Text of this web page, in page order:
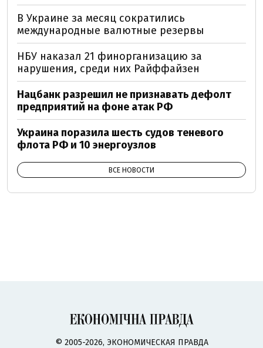
В Украине за месяц сократились
международные валютные резервы
НБУ наказал 21 финорганизацию за
нарушения, среди них Райффайзен
Нацбанк разрешил не признавать дефолт
предприятий на фоне атак РФ
Украина поразила шесть судов теневого
флота РФ и 10 энергоузлов
ВСЕ НОВОСТИ
© 2005-2026, ЭКОНОМИЧЕСКАЯ ПРАВДА